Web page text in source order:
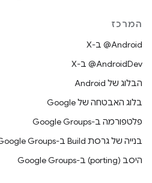
המרכז
‫‎@Android ב-X
‫‎@AndroidDev ב-X
הבלוג של Android
בלוג האבטחה של Google
פלטפורמה ב-Google Groups
בנייה של גרסת Build ב-Google Groups
היסב (porting) ב-Google Groups